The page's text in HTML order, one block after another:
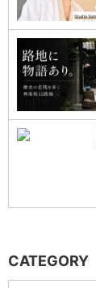
CATEGORY